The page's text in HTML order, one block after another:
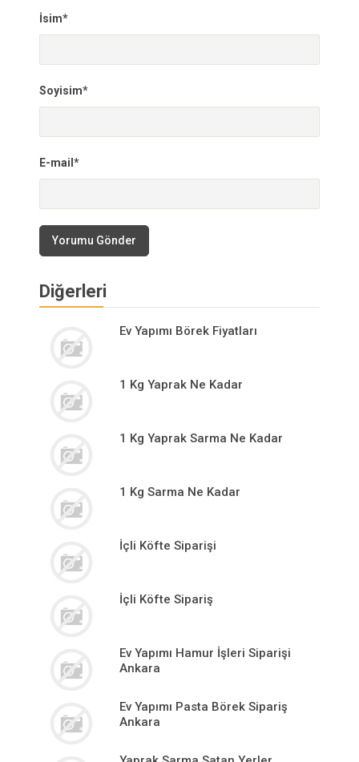
İsim*
Soyisim*
E-mail*
Yorumu Gönder
Diğerleri
Ev Yapımı Börek Fiyatları
1 Kg Yaprak Ne Kadar
1 Kg Yaprak Sarma Ne Kadar
1 Kg Sarma Ne Kadar
İçli Köfte Siparişi
İçli Köfte Sipariş
Ev Yapımı Hamur İşleri Siparişi
Ankara
Ev Yapımı Pasta Börek Sipariş
Ankara